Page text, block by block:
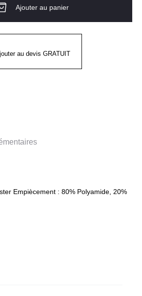
Ajouter au panier
au devis GRATUIT
Empiècement : 80% Polyamide, 20%